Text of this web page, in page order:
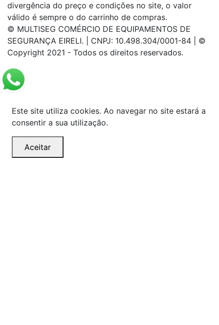
divergência do preço e condições no site, o valor
válido é sempre o do carrinho de compras.
© MULTISEG COMÉRCIO DE EQUIPAMENTOS DE
SEGURANÇA EIRELI. | CNPJ: 10.498.304/0001-84 | ©
Copyright 2021 - Todos os direitos reservados.
Este site utiliza cookies. Ao navegar no site estará a
consentir a sua utilização.
Aceitar